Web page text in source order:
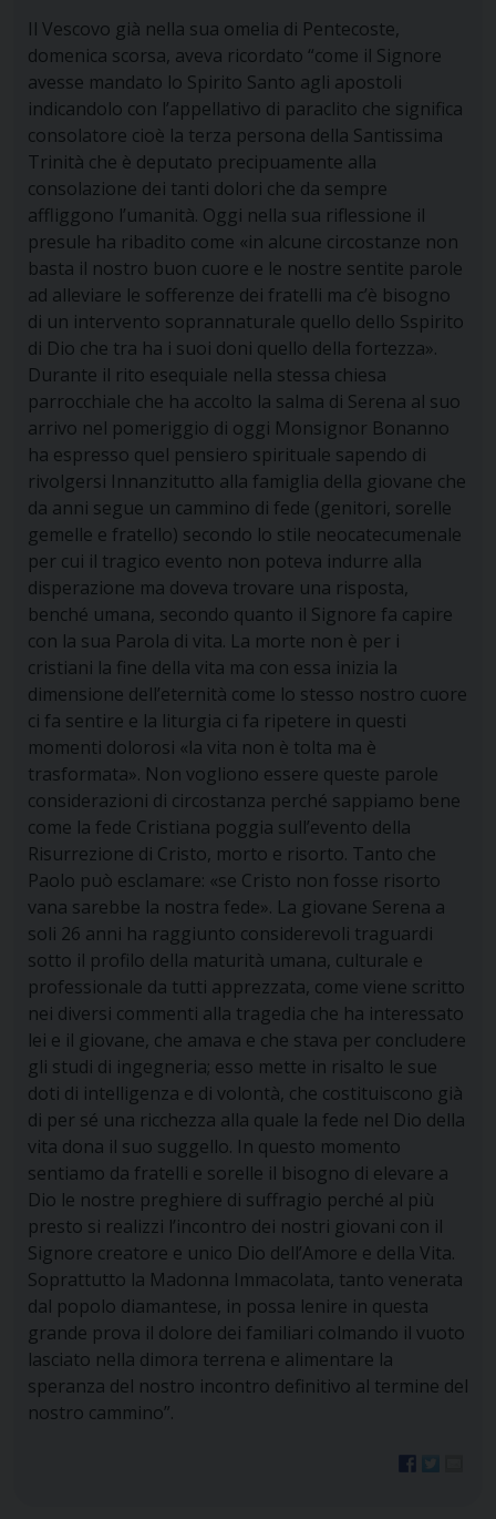
Il Vescovo già nella sua omelia di Pentecoste,
domenica scorsa, aveva ricordato “come il Signore
avesse mandato lo Spirito Santo agli apostoli
indicandolo con l’appellativo di paraclito che significa
consolatore cioè la terza persona della Santissima
Trinità che è deputato precipuamente alla
consolazione dei tanti dolori che da sempre
affliggono l’umanità. Oggi nella sua riflessione il
presule ha ribadito come «in alcune circostanze non
basta il nostro buon cuore e le nostre sentite parole
ad alleviare le sofferenze dei fratelli ma c’è bisogno
di un intervento soprannaturale quello dello Sspirito
di Dio che tra ha i suoi doni quello della fortezza».
Durante il rito esequiale nella stessa chiesa
parrocchiale che ha accolto la salma di Serena al suo
arrivo nel pomeriggio di oggi Monsignor Bonanno
ha espresso quel pensiero spirituale sapendo di
rivolgersi Innanzitutto alla famiglia della giovane che
da anni segue un cammino di fede (genitori, sorelle
gemelle e fratello) secondo lo stile neocatecumenale
per cui il tragico evento non poteva indurre alla
disperazione ma doveva trovare una risposta,
benché umana, secondo quanto il Signore fa capire
con la sua Parola di vita. La morte non è per i
cristiani la fine della vita ma con essa inizia la
dimensione dell’eternità come lo stesso nostro cuore
ci fa sentire e la liturgia ci fa ripetere in questi
momenti dolorosi «la vita non è tolta ma è
trasformata». Non vogliono essere queste parole
considerazioni di circostanza perché sappiamo bene
come la fede Cristiana poggia sull’evento della
Risurrezione di Cristo, morto e risorto. Tanto che
Paolo può esclamare: «se Cristo non fosse risorto
vana sarebbe la nostra fede». La giovane Serena a
soli 26 anni ha raggiunto considerevoli traguardi
sotto il profilo della maturità umana, culturale e
professionale da tutti apprezzata, come viene scritto
nei diversi commenti alla tragedia che ha interessato
lei e il giovane, che amava e che stava per concludere
gli studi di ingegneria; esso mette in risalto le sue
doti di intelligenza e di volontà, che costituiscono già
di per sé una ricchezza alla quale la fede nel Dio della
vita dona il suo suggello. In questo momento
sentiamo da fratelli e sorelle il bisogno di elevare a
Dio le nostre preghiere di suffragio perché al più
presto si realizzi l’incontro dei nostri giovani con il
Signore creatore e unico Dio dell’Amore e della Vita.
Soprattutto la Madonna Immacolata, tanto venerata
dal popolo diamantese, in possa lenire in questa
grande prova il dolore dei familiari colmando il vuoto
lasciato nella dimora terrena e alimentare la
speranza del nostro incontro definitivo al termine del
nostro cammino”.